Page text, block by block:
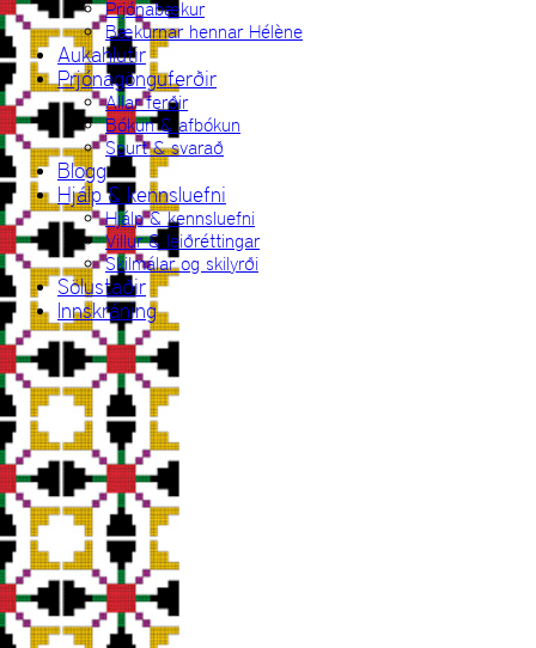
Prjónabækur
Bækurnar hennar Hélène
Aukahlutir
Prjónagönguferðir
Allar ferðir
Bókun & afbókun
Spurt & svarað
Blogg
Hjálp & kennsluefni
Hjálp & kennsluefni
Villur & leiðréttingar
Skilmálar og skilyrði
Sölustaðir
Innskráning